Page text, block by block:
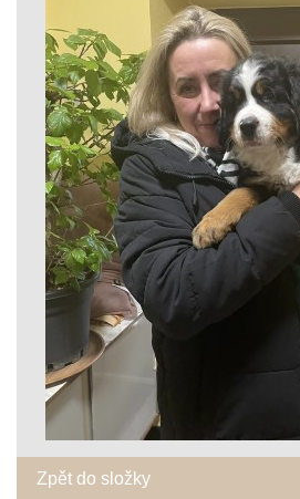
Zpět do složky